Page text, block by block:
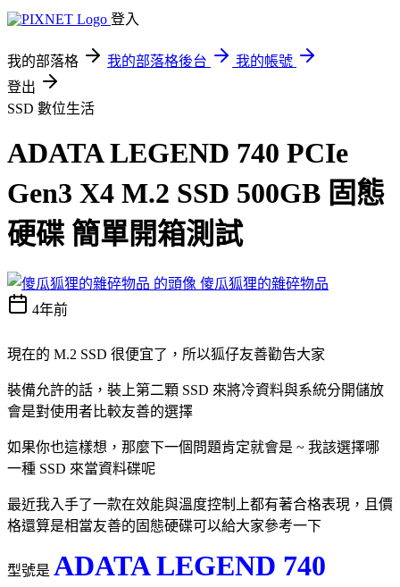
登入
我的部落格 我的部落格後台
我的帳號
登出
SSD 數位生活
ADATA LEGEND 740 PCIe
Gen3 X4 M.2 SSD 500GB 固態
硬碟 簡單開箱測試
傻瓜狐狸的雜碎物品
4年前
現在的 M.2 SSD 很便宜了，所以狐仔友善勸告大家
裝備允許的話，裝上第二顆 SSD 來將冷資料與系統分開儲放
會是對使用者比較友善的選擇
如果你也這樣想，那麼下一個問題肯定就會是 ~ 我該選擇哪
一種 SSD 來當資料碟呢
最近我入手了一款在效能與溫度控制上都有著合格表現，且價
格還算是相當友善的固態硬碟可以給大家參考一下
型號是 ADATA LEGEND 740